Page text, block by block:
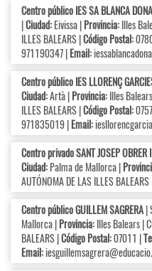
Centro público IES SA BLANCA DONA
|Ciudad:Eivissa |Provincia:Illes
ILLES BALEARS |Código Postal:
971190347 |Email:
Centro público IES LLORENÇ
Ciudad:Artà |Provincia:Illes
ILLES BALEARS |Código Postal:
971835019 |Email:
Centro privado SANT JOSEP OBRER I
Ciudad:Palma de Mallorca |
AUTÓNOMA DE LAS ILLES BALEARS
Centro público GUILLEM SAGRERA|
Mallorca |Provincia:Illes Balears |
BALEARS |Código Postal:07011 |
Email: